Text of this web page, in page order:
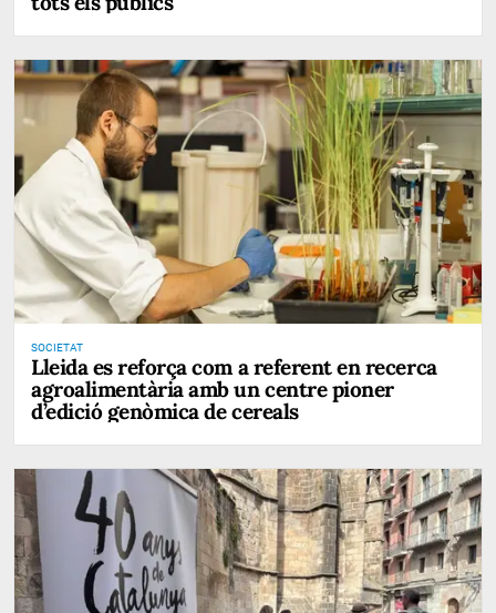
SOCIETAT
Lleida es reforça com a referent en recerca
agroalimentària amb un centre pioner
d’edició genòmica de cereals